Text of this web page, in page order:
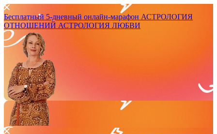
Бесплатный 5-дневный онлайн-марафон АСТРОЛОГИЯ
ОТНОШЕНИЙ АСТРОЛОГИЯ ЛЮБВИ